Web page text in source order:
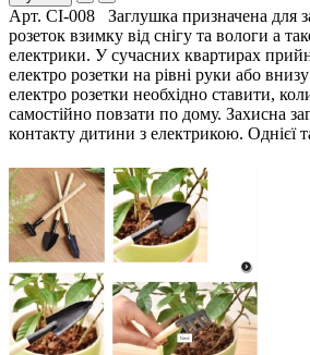
Арт. СІ-008 Заглушка призначена для
розеток взимку від снігу та вологи а
електрики. У сучасних квартирах
електро розетки на рівні руки або
електро розетки необхідно ставити,
самостійно повзати по дому. Захисна
контакту дитини з електрикою. Однієї